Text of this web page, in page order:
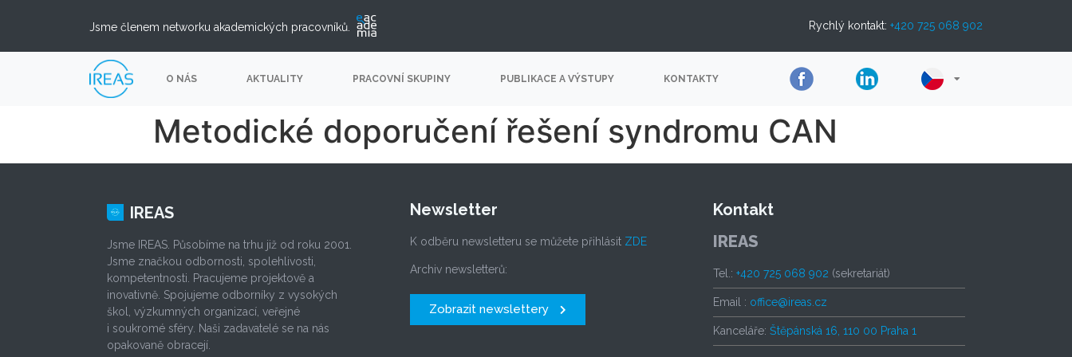
Jsme členem networku akademických pracovníků. Rychlý kontakt: +420 725 068 902
O NÁS AKTUALITY PRACOVNÍ SKUPINY PUBLIKACE A VÝSTUPY KONTAKTY
Metodické doporučení řešení syndromu CAN
IREAS
Jsme IREAS. Působíme na trhu již od roku 2001.
Jsme značkou odbornosti, spolehlivosti,
kompetentnosti. Pracujeme projektově a
inovativně. Spojujeme odborníky z vysokých
škol, výzkumných organizací, veřejné
i soukromé sféry. Naši zadavatelé se na nás
opakovaně obracejí.
Newsletter
K odběru newsletteru se můžete přihlásit ZDE
Archiv newsletterů:
Zobrazit newslettery
Kontakt
IREAS
Tel.: +420 725 068 902 (sekretariát)
Email : office@ireas.cz
Kanceláře: Štěpánská 16, 110 00 Praha 1